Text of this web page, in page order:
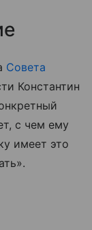
Совета
Константин
с чем ему
имеет это